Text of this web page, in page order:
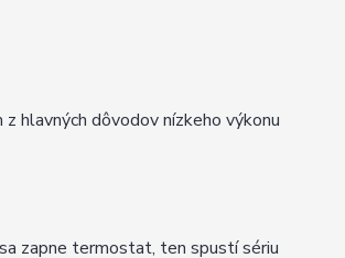
hlavných dôvodov nízkeho výkonu
zapne termostat, ten spustí sériu